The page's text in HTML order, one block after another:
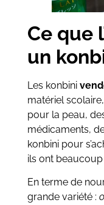
Ce que
un
Les konbini
matériel
pour la peau,
médicaments,
konbini pour
ils ont beaucoup
En terme de
grande variété :